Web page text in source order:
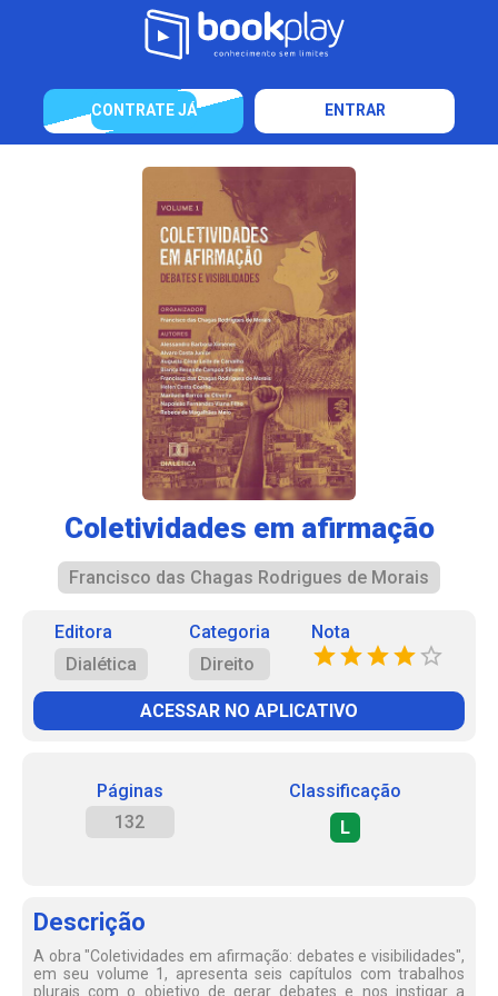
CONTRATE JÁ ENTRAR
Coletividades em afirmação
Francisco das Chagas Rodrigues de Morais
Editora
Dialética
Categoria
Direito
Nota
ACESSAR NO APLICATIVO
Páginas
132
Classificação
L
Descrição
A obra "Coletividades em afirmação: debates e visibilidades",
em seu volume 1, apresenta seis capítulos com trabalhos
plurais com o objetivo de gerar debates e nos instigar a